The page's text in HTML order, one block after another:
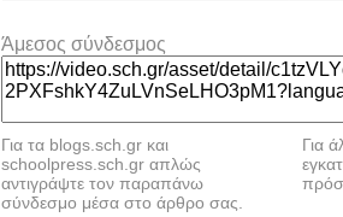
Άμεσος σύνδεσμος
Για τα blogs.sch.gr και
schoolpress.sch.gr απλώς
αντιγράψτε τον παραπάνω
σύνδεσμο μέσα στο άρθρο σας.
Για